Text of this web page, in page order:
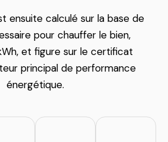
ensuite calculé sur la base de
pour chauffer le bien,
et figure sur le certificat
principal de performance
énergétique.